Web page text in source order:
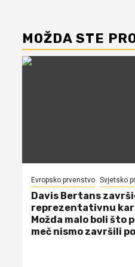
MOŽDA STE
Evropsko prvenstvo Svjetsko
Davis Bertans
reprezentativnu
Možda malo boli što
meč nismo završili